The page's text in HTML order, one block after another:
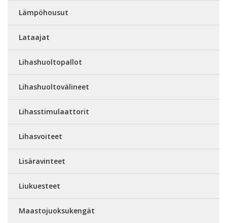
Lämpöhousut
Lataajat
Lihashuoltopallot
Lihashuoltovälineet
Lihasstimulaattorit
Lihasvoiteet
Lisäravinteet
Liukuesteet
Maastojuoksukengät